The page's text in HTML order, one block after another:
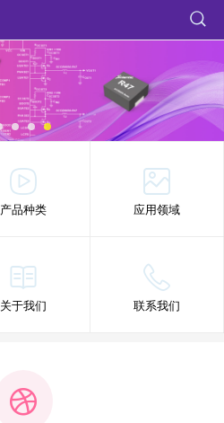
产品种类 应用领域
关于我们 联系我们